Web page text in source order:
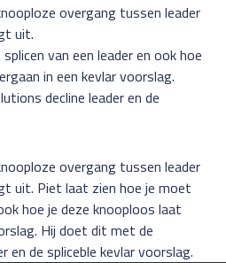
overgang tussen leader
uit.
van een leader en ook hoe
in een kevlar voorslag.
decline leader en de
overgang tussen leader
uit. Piet laat zien hoe je moet
hoe je deze knooploos laat
Hij doet dit met de
en de spliceble kevlar voorslag.